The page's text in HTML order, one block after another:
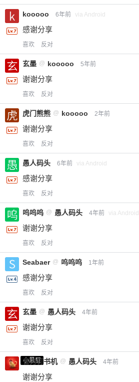
kooooo 6年前 via Android
感谢分享
喜欢 反对
玄墨 @ kooooo 5年前
谢谢分享
喜欢 反对
虎门熊熊 @ kooooo 2年前
谢谢分享
喜欢 反对
愚人码头 6年前 via Android
感谢分享
喜欢 反对
呜呜呜 @ 愚人码头 4年前 via Android
谢谢分享
喜欢 反对
Seabaer @ 呜呜呜 1年前
感谢分享
喜欢 反对
玄墨 @ 愚人码头 4年前
谢谢分享
喜欢 反对
小黑屋
省力钉书机 @ 愚人码头 4年前
谢谢分享